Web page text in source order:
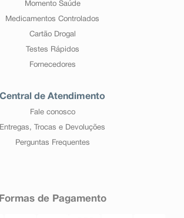
Momento Saúde
Medicamentos Controlados
Cartão Drogal
Testes Rápidos
Fornecedores
Central de Atendimento
Fale conosco
Entregas, Trocas e Devoluções
Perguntas Frequentes
Formas de Pagamento